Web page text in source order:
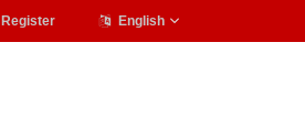
Register English